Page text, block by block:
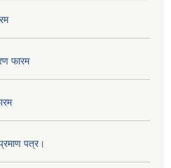
फारम
पत्र।